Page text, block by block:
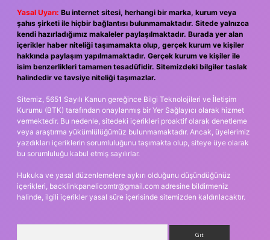
Yasal Uyarı: Bu internet sitesi, herhangi bir marka, kurum veya
şahıs şirketi ile hiçbir bağlantısı bulunmamaktadır. Sitede yalnızca
kendi hazırladığımız makaleler paylaşılmaktadır. Burada yer alan
içerikler haber niteliği taşımamakta olup, gerçek kurum ve kişiler
hakkında paylaşım yapılmamaktadır. Gerçek kurum ve kişiler ile
isim benzerlikleri tamamen tesadüfidir. Sitemizdeki bilgiler taslak
halindedir ve tavsiye niteliği taşımazlar.
Sitemiz, 5651 Sayılı Kanun gereğince Bilgi Teknolojileri ve İletişim
Kurumu (BTK) tarafından onaylanmış bir Yer Sağlayıcı olarak hizmet
vermektedir. Bu nedenle, sitedeki içerikleri proaktif olarak denetleme
veya araştırma yükümlülüğümüz bulunmamaktadır. Ancak, üyelerimiz
yazdıkları içeriklerin sorumluluğunu taşımakta olup, siteye üye olarak
bu sorumluluğu kabul etmiş sayılırlar.
Hukuka ve yasal düzenlemelere aykırı olduğunu düşündüğünüz
içerikleri, backlinkpanelicomtr@gmail.com adresine bildirmeniz
halinde, ilgili içerikler yasal süre içerisinde sitemizden kaldırılacaktır.